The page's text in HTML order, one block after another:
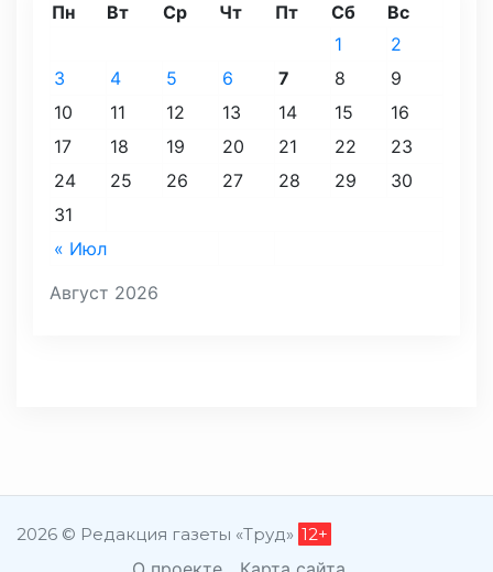
Август 2026
Пн Вт Ср Чт Пт Сб Вс
« Июл
1
2
3
4 5 6 7 8
9
10
11 12 13 14 15
16
17
18 19 20 21 22
23
24
25 26 27 28 29
30
31
2026 © Редакция газеты «Труд» 12+